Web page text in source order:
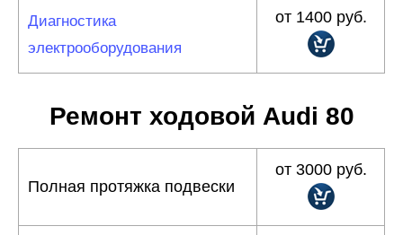
Диагностика
электрооборудования
от 1400 руб.
Ремонт ходовой Audi 80
Полная протяжка подвески
от 3000 руб.